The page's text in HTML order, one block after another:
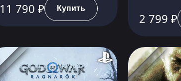
11 790 ₽ Купить
2 799 ₽